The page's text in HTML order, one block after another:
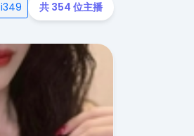
i349 共 354 位主播